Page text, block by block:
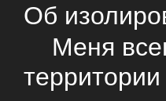
Об
Меня